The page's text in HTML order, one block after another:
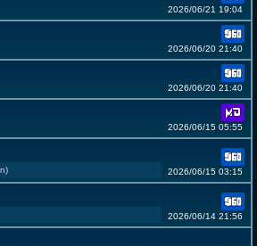
2026/06/21 19:04
2026/06/20 21:40
2026/06/20 21:40
2026/06/15 05:55
2026/06/15 03:15
2026/06/14 21:56